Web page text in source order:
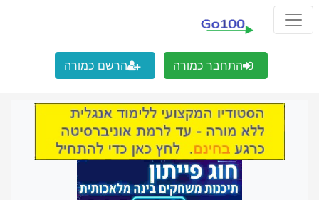
התחבר כמורה הרשם כמורה